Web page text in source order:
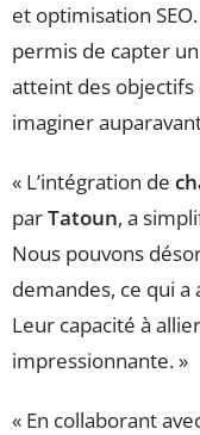
et optimisation
permis de capter
atteint des objectifs
imaginer
« L’intégration de
parTatoun, a
Nous pouvons
demandes, ce qui
Leur capacité à
impressionnante. »
« En collaborant